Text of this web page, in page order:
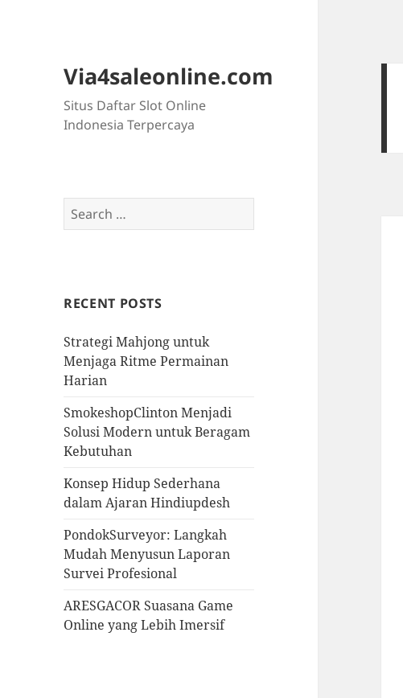
Via4saleonline.com
Situs Daftar Slot Online
Indonesia Terpercaya
Search
for:
RECENT POSTS
Strategi Mahjong untuk
Menjaga Ritme Permainan
Harian
SmokeshopClinton Menjadi
Solusi Modern untuk Beragam
Kebutuhan
Konsep Hidup Sederhana
dalam Ajaran Hindiupdesh
PondokSurveyor: Langkah
Mudah Menyusun Laporan
Survei Profesional
ARESGACOR Suasana Game
Online yang Lebih Imersif